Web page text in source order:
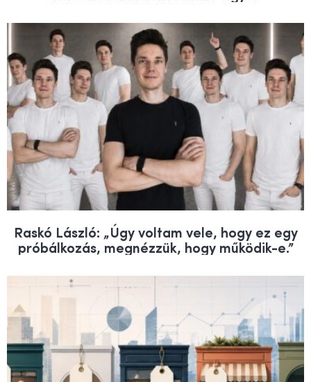
Raskó László: „Úgy voltam vele, hogy ez egy
próbálkozás, megnézzük, hogy működik-e.”